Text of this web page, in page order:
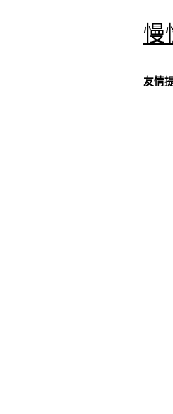
慢
友情